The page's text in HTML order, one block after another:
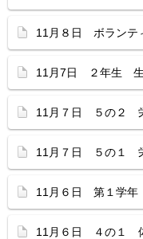
11月８日 ボランテ
11月7日 ２年生 生
11月７日 ５の２
11月７日 ５の１
11月６日 第１学
11月６日 ４の１